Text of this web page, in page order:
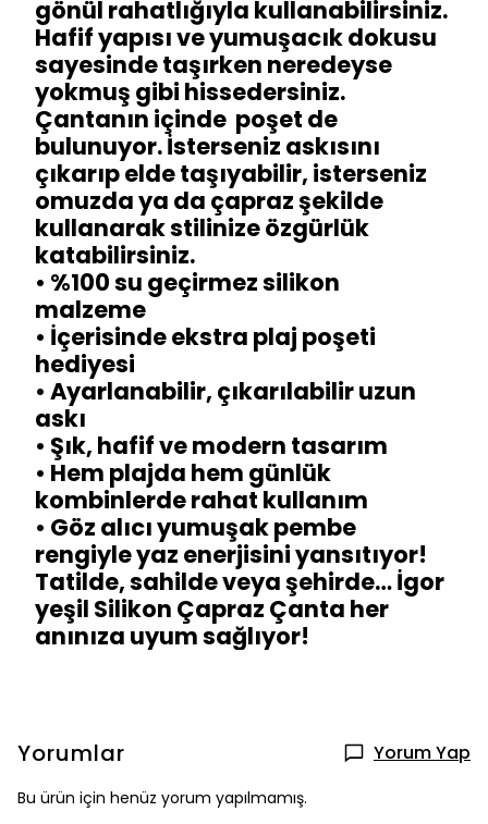
gönül rahatlığıyla kullanabilirsiniz.
Hafif yapısı ve yumuşacık dokusu
sayesinde taşırken neredeyse
yokmuş gibi hissedersiniz.
Çantanın içinde poşet de
bulunuyor. İsterseniz askısını
çıkarıp elde taşıyabilir, isterseniz
omuzda ya da çapraz şekilde
kullanarak stilinize özgürlük
katabilirsiniz.
• %100 su geçirmez silikon
malzeme
• İçerisinde ekstra plaj poşeti
hediyesi
• Ayarlanabilir, çıkarılabilir uzun
askı
• Şık, hafif ve modern tasarım
• Hem plajda hem günlük
kombinlerde rahat kullanım
• Göz alıcı yumuşak pembe
rengiyle yaz enerjisini yansıtıyor!
Tatilde, sahilde veya şehirde… İgor
yeşil Silikon Çapraz Çanta her
anınıza uyum sağlıyor!
Yorumlar Yorum Yap
Bu ürün için henüz yorum yapılmamış.